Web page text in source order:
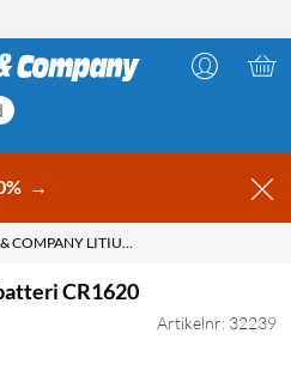
→
KJELL & COMPANY LITIUMBATTERI CR1620
CR1620
Artikelnr: 32239